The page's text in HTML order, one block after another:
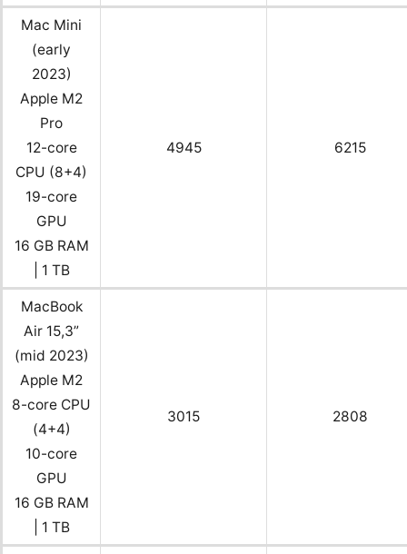
Mac Mini
(early
2023)
Apple M2
Pro
12-core
CPU (8+4)
19-core
GPU
16 GB RAM
| 1 TB
4945 6215
MacBook
Air 15,3”
(mid 2023)
Apple M2
8-core CPU
(4+4)
10-core
GPU
16 GB RAM
| 1 TB
3015 2808